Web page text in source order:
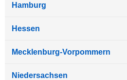
Hamburg
Hessen
Mecklenburg-Vorpommern
Niedersachsen